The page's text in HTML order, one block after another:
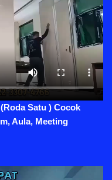
Satu ) Cocok
Aula, Meeting